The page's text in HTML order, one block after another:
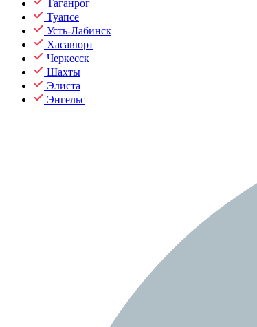
Таганрог
Туапсе
Усть-Лабинск
Хасавюрт
Черкесск
Шахты
Элиста
Энгельс